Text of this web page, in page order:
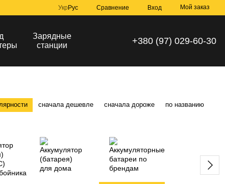
Укр Рус Сравнение Вход Мой заказ
Зарядные
станции
+380 (97) 029-60-30
сначала дешевле сначала дороже по названию